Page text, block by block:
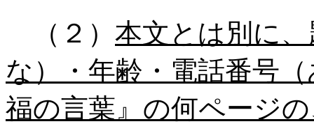
（２） 本文とは別に
な）・年齢・電話番号
福の言葉』の何ページ